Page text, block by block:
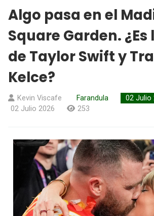
Algo pasa en el
Square Garden.
de Taylor Swift y
Kelce?
Kevin Viscafe Farandula
02 Julio
02 Julio 2026
253